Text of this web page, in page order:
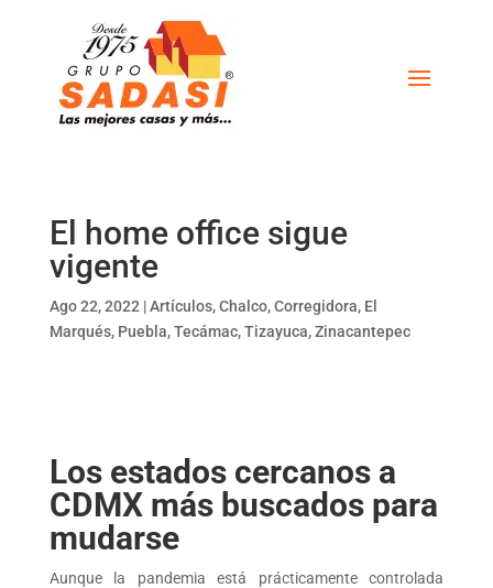
El home office sigue
vigente
Ago 22, 2022 |Artículos,Chalco,Corregidora, El
Marqués, Puebla,Tecámac,Tizayuca,Zinacantepec
Los estados cercanos a
CDMX más buscados para
mudarse
Aunque la pandemia está prácticamente controlada